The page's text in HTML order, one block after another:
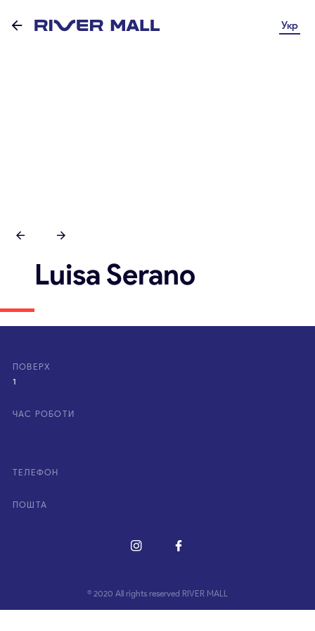
Укр
Luisa Serano
ПОВЕРХ
1
ЧАС РОБОТИ
ТЕЛЕФОН
ПОШТА
© 2020 All rights reserved RIVER MALL